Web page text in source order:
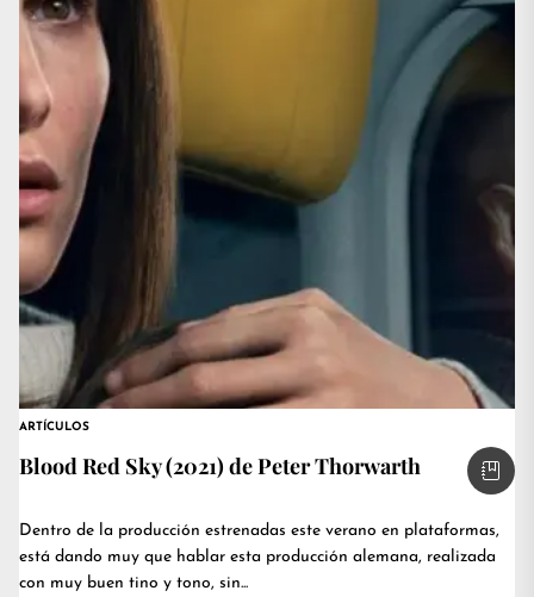
ARTÍCULOS
Blood Red Sky (2021) de Peter Thorwarth
Dentro de la producción estrenadas este verano en plataformas,
está dando muy que hablar esta producción alemana, realizada
con muy buen tino y tono, sin...